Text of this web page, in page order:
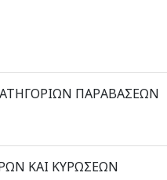
ΠΑΡΑΒΑΣΕΩΝ
ΚΑΙ ΚΥΡΩΣΕΩΝ